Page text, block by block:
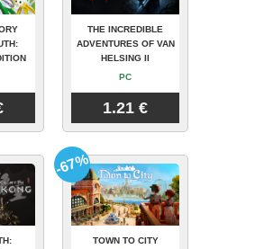
THE INCREDIBLE
ADVENTURES OF VAN
HELSING II
PC
1.21 €
TOWN TO CITY
-67%